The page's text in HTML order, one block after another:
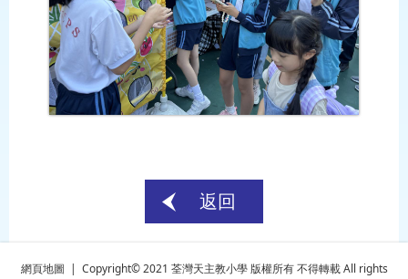
返回
網頁地圖 | Copyright© 2021 荃灣天主教小學 版權所有 不得轉載 All rights